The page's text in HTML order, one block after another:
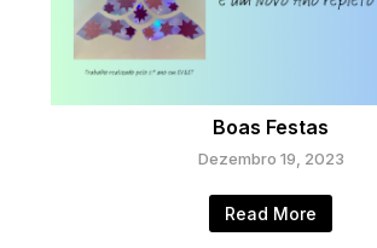
Boas Festas
Dezembro 19, 2023
Read More